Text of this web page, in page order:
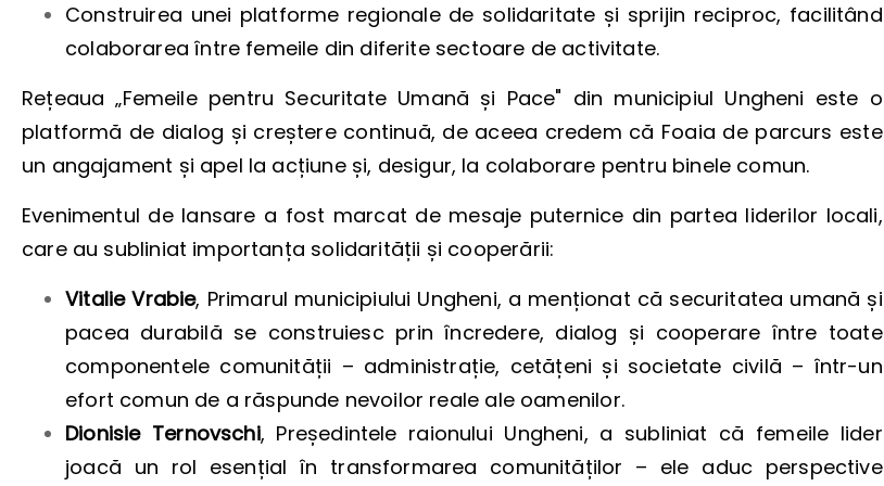
Construirea unei platforme regionale de solidaritate și sprijin reciproc, facilitând
colaborarea între femeile din diferite sectoare de activitate.
Rețeaua „Femeile pentru Securitate Umană și Pace" din municipiul Ungheni este o
platformă de dialog și creștere continuă, de aceea credem că Foaia de parcurs este
un angajament și apel la acțiune și, desigur, la colaborare pentru binele comun.
Evenimentul de lansare a fost marcat de mesaje puternice din partea liderilor locali,
care au subliniat importanța solidarității și cooperării:
Vitalie Vrabie, Primarul municipiului Ungheni, a menționat că securitatea umană și
pacea durabilă se construiesc prin încredere, dialog și cooperare între toate
componentele comunității – administrație, cetățeni și societate civilă – într-un
efort comun de a răspunde nevoilor reale ale oamenilor.
Dionisie Ternovschi, Președintele raionului Ungheni, a subliniat că femeile lider
joacă un rol esențial în transformarea comunităților – ele aduc perspective